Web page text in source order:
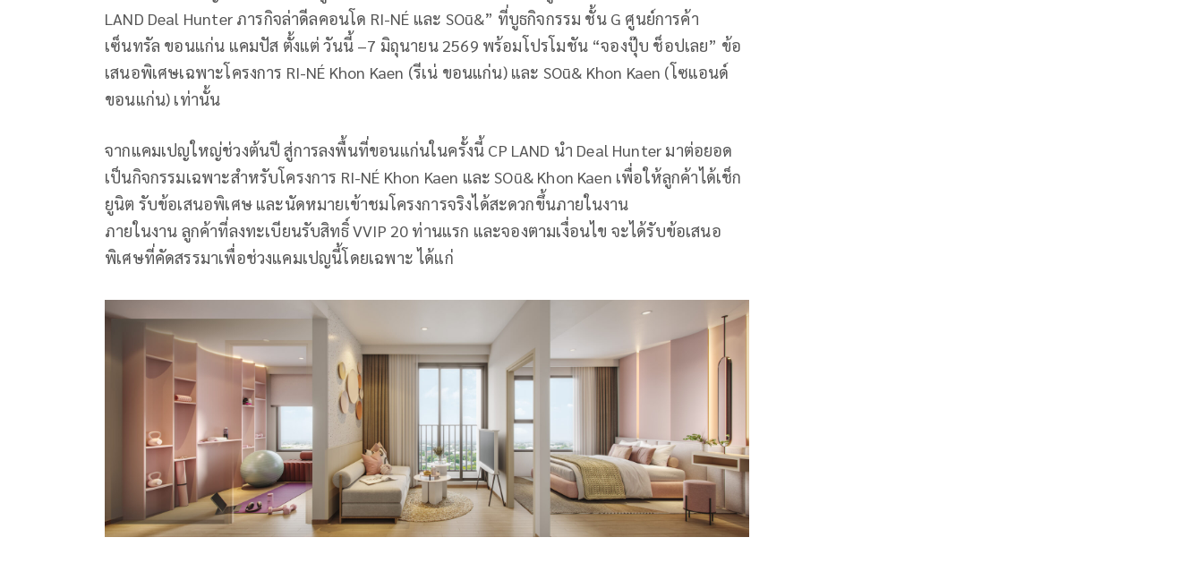
LAND Deal Hunter ภารกิจล่าดีลคอนโด RI-NÉ และ SOū&” ที่บูธกิจกรรม ชั้น G ศูนย์การค้า
เซ็นทรัล ขอนแก่น แคมปัส ตั้งแต่ วันนี้ –7 มิถุนายน 2569 พร้อมโปรโมชัน “จองปุ๊บ ช็อปเลย” ข้อ
เสนอพิเศษเฉพาะโครงการ RI-NÉ Khon Kaen (รีเน่ ขอนแก่น) และ SOū& Khon Kaen (โซแอนด์
ขอนแก่น) เท่านั้น
จากแคมเปญใหญ่ช่วงต้นปี สู่การลงพื้นที่ขอนแก่นในครั้งนี้ CP LAND นำ Deal Hunter มาต่อยอด
เป็นกิจกรรมเฉพาะสำหรับโครงการ RI-NÉ Khon Kaen และ SOū& Khon Kaen เพื่อให้ลูกค้าได้เช็ก
ยูนิต รับข้อเสนอพิเศษ และนัดหมายเข้าชมโครงการจริงได้สะดวกขึ้นภายในงาน
ภายในงาน ลูกค้าที่ลงทะเบียนรับสิทธิ์ VVIP 20 ท่านแรก และจองตามเงื่อนไข จะได้รับข้อเสนอ
พิเศษที่คัดสรรมาเพื่อช่วงแคมเปญนี้โดยเฉพาะ ได้แก่